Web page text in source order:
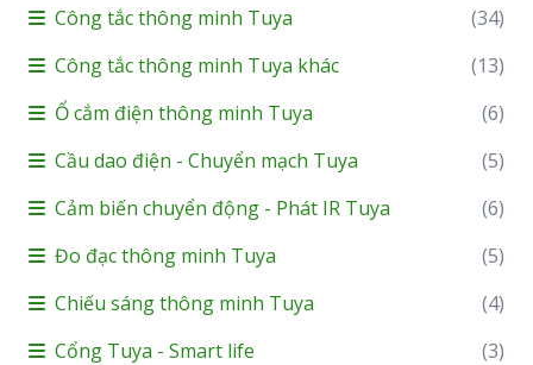
Công tắc thông minh Tuya
(34)
Công tắc thông minh Tuya khác
(13)
Ổ cắm điện thông minh Tuya
(6)
Cầu dao điện - Chuyển mạch Tuya
(5)
Cảm biến chuyển động - Phát IR Tuya
(6)
Đo đạc thông minh Tuya
(5)
Chiếu sáng thông minh Tuya
(4)
Cổng Tuya - Smart life
(3)